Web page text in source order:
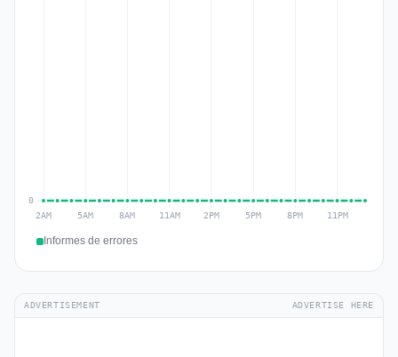
Informes de errores
ADVERTISEMENT ADVERTISE HERE